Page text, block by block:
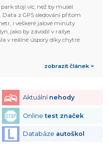
stojí víc, než by musel.
Data z GPS sledování přitom
i veškeré jalové minuty
jako by závodil v rallye.
v reálné úspory díky chytré
zobrazit článek >
Aktuální nehody
Onlinetest značek
Databáze autoškol